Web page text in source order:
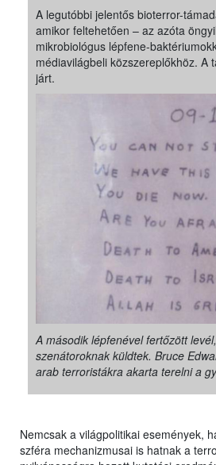
A legutóbbi jelentős bioterror-
amikor feltehetően – az azóta
mikrobiológus lépfene-
médiavilágbeli közszereplőkhöz. A
járt.
A második lépfenével fertőzött
szenátoroknak küldtek. Bruce
arab terroristákra akarta terelni a
Nemcsak a világpolitikai események,
szféra mechanizmusai is hatnak a